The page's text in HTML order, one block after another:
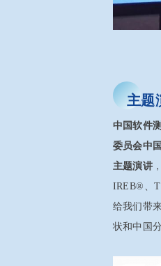
主题
中国软件
委员会中
主题演讲
IREB®、
给我们带
状和中国